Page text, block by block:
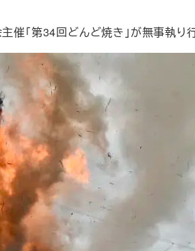
「第34回どんど焼き」が無事執り